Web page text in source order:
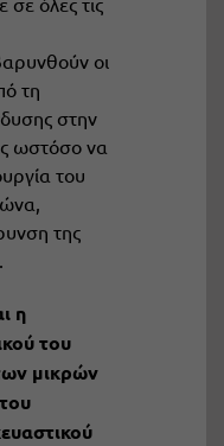
οι
τη
στην
ωστόσο να
του
της
η
του
μικρών